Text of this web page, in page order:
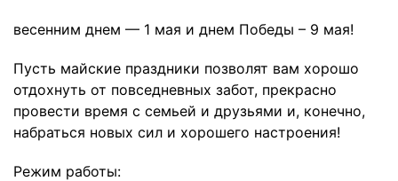
груш\мешков
Стойки для гантелей, блинов и
грифов
Рекламные материалы
весенним днем — 1 мая и днем Победы – 9 мая!
Пусть майские праздники позволят вам хорошо
отдохнуть от повседневных забот, прекрасно
провести время с семьей и друзьями и, конечно,
набраться новых сил и хорошего настроения!
Режим работы: